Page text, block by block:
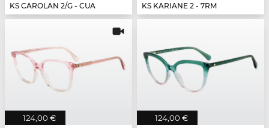
KS CAROLAN 2/G - CUA
KS KARIANE 2 - 7RM
124,00 € 124,00 €